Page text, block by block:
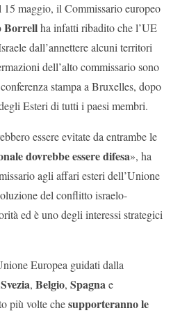
15 maggio, il Commissario europeo
Borrellha infatti ribadito che l’UE
dall’annettere alcuni territori
dell’alto commissario sono
stampa a Bruxelles, dopo
Esteri di tutti i paesi membri.
essere evitate da entrambe le
dovrebbe essere difesa», ha
agli affari esteri dell’Unione
del conflitto israelo-
ed è uno degli interessi strategici
Europea guidati dalla
Svezia, Belgio, Spagnae
più volte chesupporteranno le